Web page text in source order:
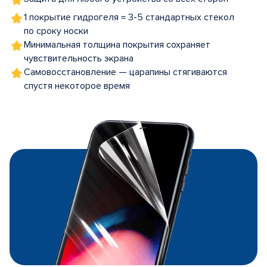
1 покрытие гидрогеля = 3-5 стандартных стекол
по сроку носки
Минимальная толщина покрытия сохраняет
чувствительность экрана
Самовосстановление — царапины стягиваются
спустя некоторое время